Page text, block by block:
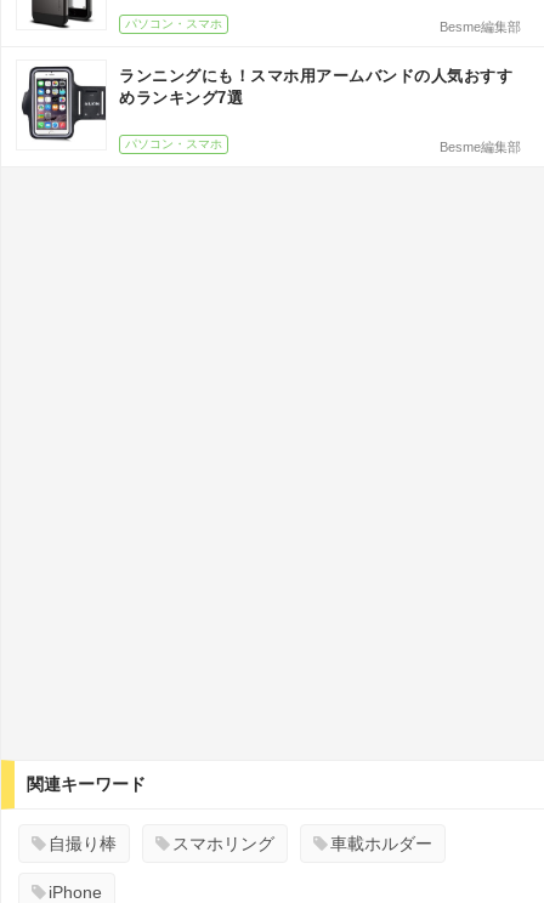
パソコン・スマホ Besme編集部
ランニングにも！スマホ用アームバンドの人気おすす
めランキング7選
パソコン・スマホ Besme編集部
関連キーワード
自撮り棒 スマホリング 車載ホルダー
iPhone